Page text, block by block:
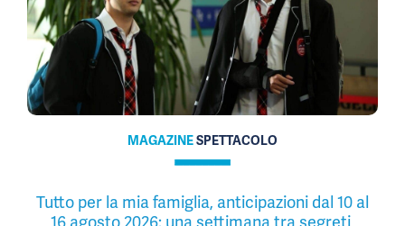
MAGAZINESPETTACOLO
Tutto per la mia famiglia, anticipazioni dal 10 al